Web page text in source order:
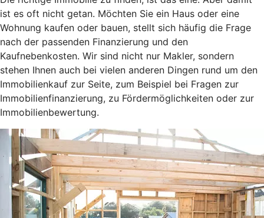
ist es oft nicht getan. Möchten Sie ein Haus oder eine
Wohnung kaufen oder bauen, stellt sich häufig die Frage
nach der passenden Finanzierung und den
Kaufnebenkosten. Wir sind nicht nur Makler, sondern
stehen Ihnen auch bei vielen anderen Dingen rund um den
Immobilienkauf zur Seite, zum Beispiel bei Fragen zur
Immobilienfinanzierung, zu Fördermöglichkeiten oder zur
Immobilienbewertung.